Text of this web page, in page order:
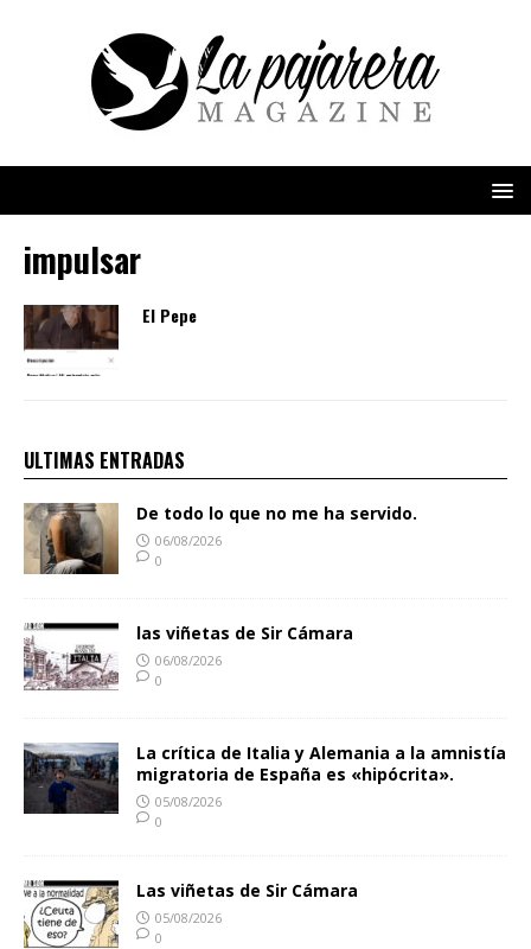
impulsar
El Pepe
ULTIMAS ENTRADAS
De todo lo que no me ha servido.
06/08/2026
0
las viñetas de Sir Cámara
06/08/2026
0
La crítica de Italia y Alemania a la amnistía
migratoria de España es «hipócrita».
05/08/2026
0
Las viñetas de Sir Cámara
05/08/2026
0